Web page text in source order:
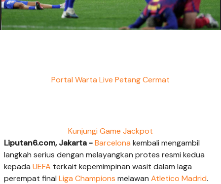
Portal Warta Live Petang Cermat
Kunjungi Game Jackpot
Liputan6.com, Jakarta -Barcelona kembali mengambil
langkah serius dengan melayangkan protes resmi kedua
kepada UEFA terkait kepemimpinan wasit dalam laga
perempat final Liga Champions melawan Atletico Madrid.